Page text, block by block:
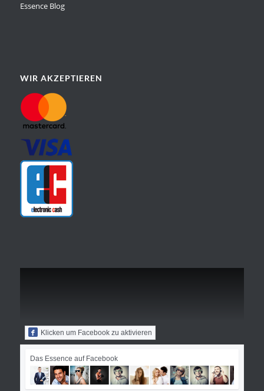
Essence Blog
WIR AKZEPTIEREN
Klicken um Facebook zu aktivieren
Das Essence auf Facebook